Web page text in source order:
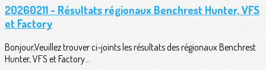
20260211 - Résultats régionaux Benchrest Hunter, VFS
et Factory
Bonjour,Veuillez trouver ci-joints les résultats des régionaux Benchrest
Hunter, VFS et Factory...